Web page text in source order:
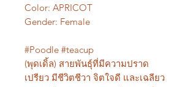
Color: APRICOT
Gender: Female
#Poodle #teacup
(พุดเดิ้ล) สายพันธุ์ที่มีความปราด
เปรียว มีชีวิตชีวา จิตใจดี และเฉลียว